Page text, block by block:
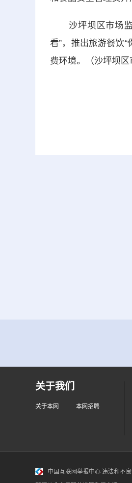
沙坪坝区市场监
看”，推出旅游餐饮
费环境。（沙坪坝区
关于我们
关于本网 本网招聘
中国互联网举报中心 违法和不